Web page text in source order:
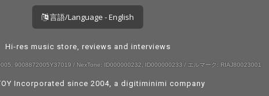
言語/Language - English
Hi-res music store, reviews and interviews
9008872005Y37019 / NexTone: ID000000232, ID000000233 / エルマーク: RIAJ80023001
Incorporated since 2004, a digitiminimi company